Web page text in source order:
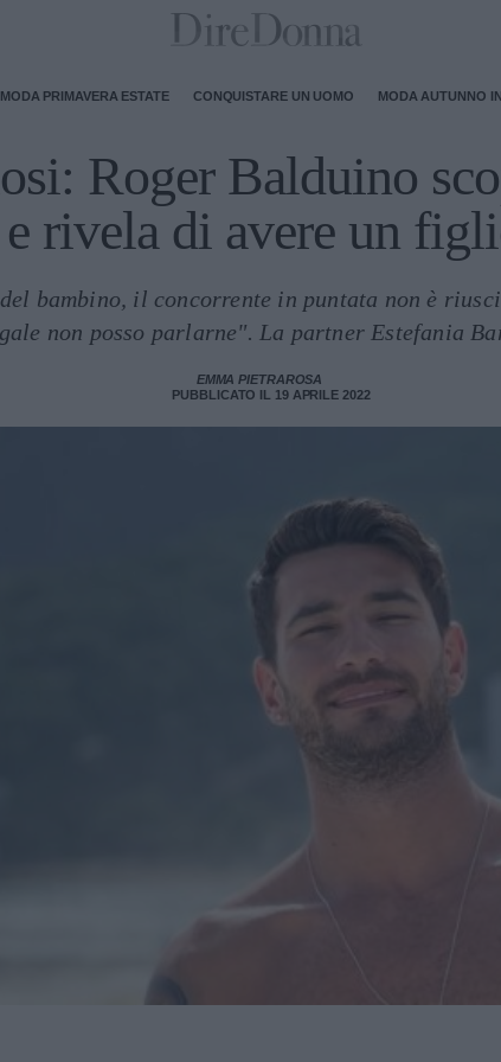
MODA PRIMAVERA ESTATE CONQUISTARE UN UOMO MODA AUTUNNO
Roger Balduino
e rivela di avere un
bambino, il concorrente in puntata non è
non posso parlarne". La partner Estefania
EMMA PIETRAROSA
PUBBLICATO IL 19 APRILE 2022